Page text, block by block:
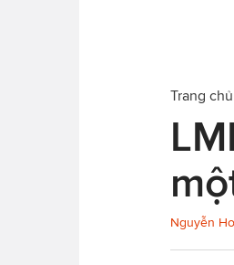
Trang chủ
Nguyễn